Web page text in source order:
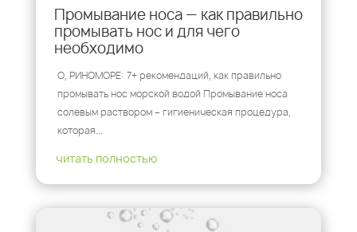
Промывание носа — как правильно
промывать нос и для чего
необходимо
О, РИНОМОРЕ: 7+ рекомендаций, как правильно
промывать нос морской водой Промывание носа
солевым раствором – гигиеническая процедура,
которая...
читать полностью